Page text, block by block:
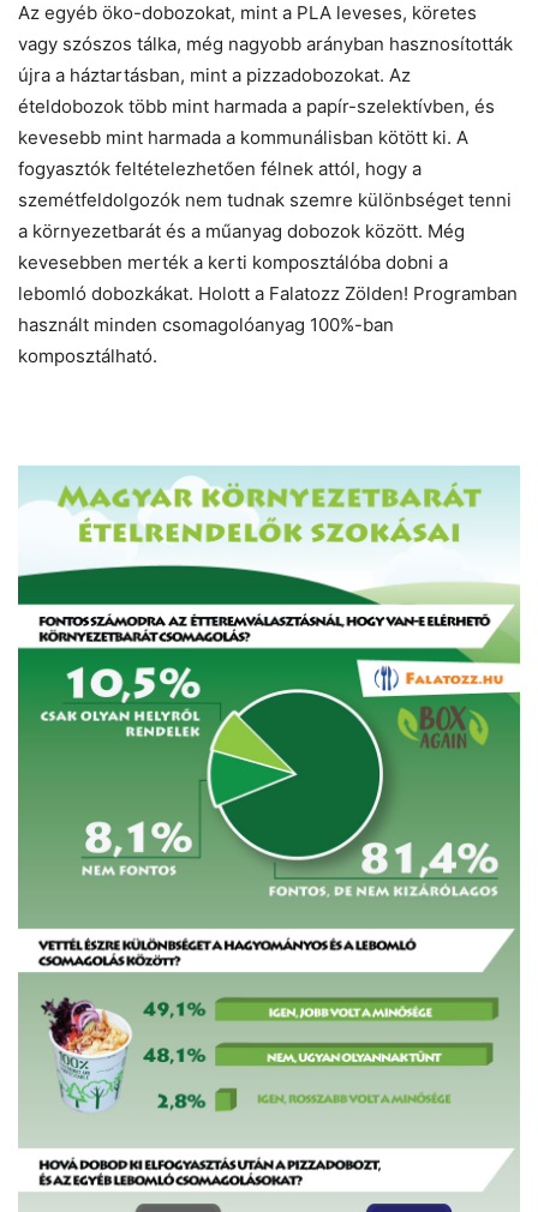
Az egyéb öko-dobozokat, mint a PLA leveses, köretes
vagy szószos tálka, még nagyobb arányban hasznosították
újra a háztartásban, mint a pizzadobozokat. Az
ételdobozok több mint harmada a papír-szelektívben, és
kevesebb mint harmada a kommunálisban kötött ki. A
fogyasztók feltételezhetően félnek attól, hogy a
szemétfeldolgozók nem tudnak szemre különbséget tenni
a környezetbarát és a műanyag dobozok között. Még
kevesebben merték a kerti komposztálóba dobni a
lebomló dobozkákat. Holott a Falatozz Zölden! Programban
használt minden csomagolóanyag 100%-ban
komposztálható.